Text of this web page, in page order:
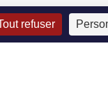
refuser